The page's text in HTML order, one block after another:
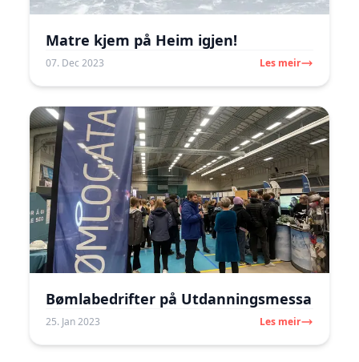
Matre kjem på Heim igjen!
07. Dec 2023 Les meir
Bømlabedrifter på Utdanningsmessa
25. Jan 2023 Les meir